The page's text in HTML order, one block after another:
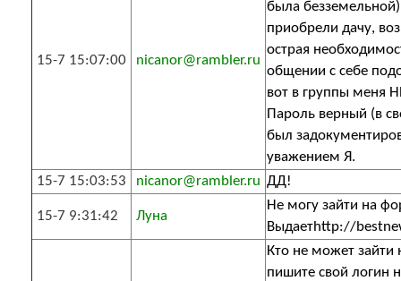
15-7 15:07:00 nicanor@rambler.ru
была
приобрели дачу,
острая
общении с себе
вот в группы меня
Пароль верный (в
был
уважением Я.
15-7 15:03:53
nicanor@rambler.ru ДД!
15-7 9:31:42 Луна
Не могу зайти на
Выдаетhttp://
Кто не может
пишите свой логин